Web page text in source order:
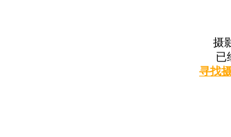
摄
已
寻找